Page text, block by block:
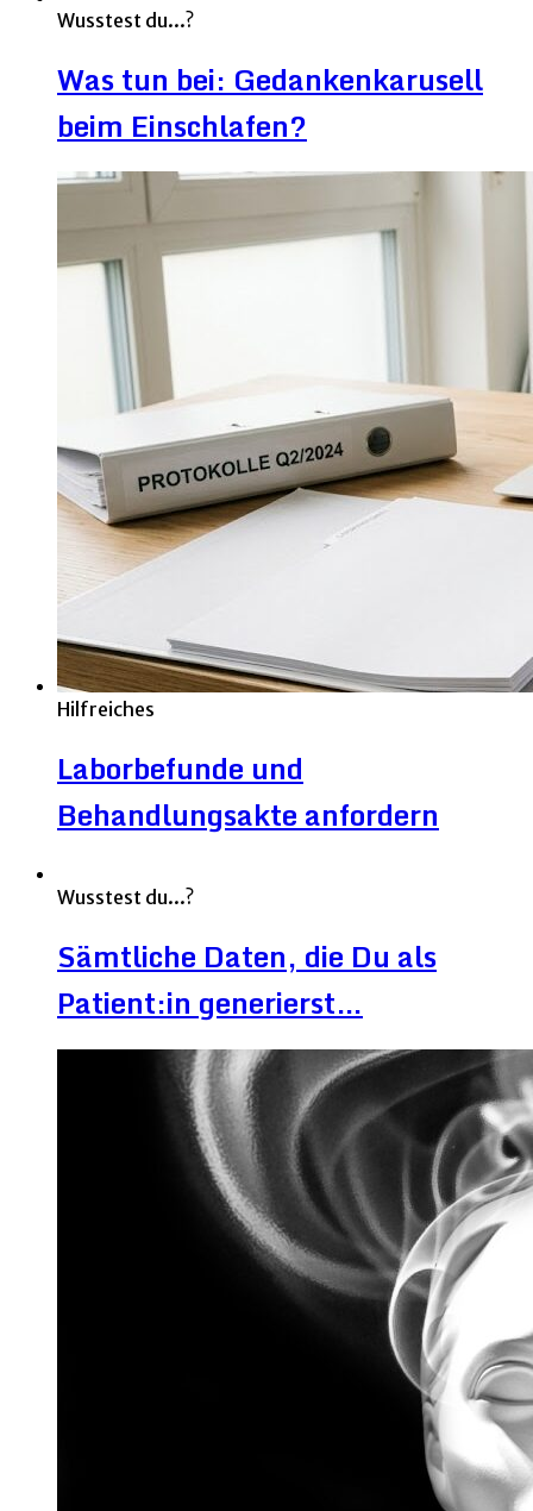
Wusstest du...?
Was tun bei: Gedankenkarusell
beim Einschlafen?
Hilfreiches
Laborbefunde und
Behandlungsakte anfordern
Wusstest du...?
Sämtliche Daten, die Du als
Patient:in generierst…